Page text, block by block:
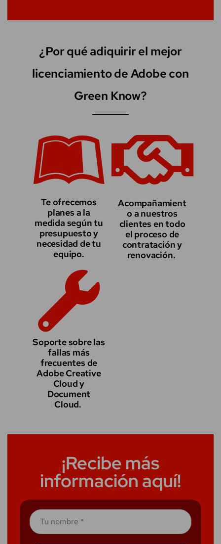
¿Por qué adiquirir el mejor
licenciamiento de Adobe con
Green Know?
Te ofrecemos
planes a la
medida según tu
presupuesto y
necesidad de tu
equipo.
Acompañamient
o a nuestros
clientes en todo
el proceso de
contratación y
renovación.
Soporte sobre las
fallas más
frecuentes de
Adobe Creative
Cloud y
Document
Cloud.
¡Recibe más
información aquí!